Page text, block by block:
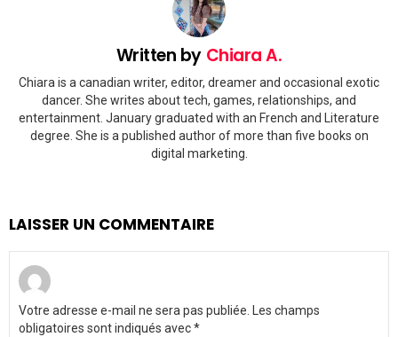
Written by Chiara A.
Chiara is a canadian writer, editor, dreamer and occasional exotic
dancer. She writes about tech, games, relationships, and
entertainment. January graduated with an French and Literature
degree. She is a published author of more than five books on
digital marketing.
LAISSER UN COMMENTAIRE
Votre adresse e-mail ne sera pas publiée.
Les champs
obligatoires sont indiqués avec*